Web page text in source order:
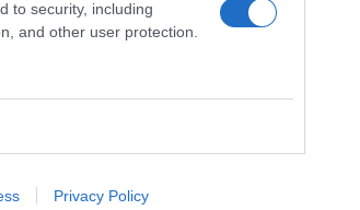
to security, including
and other user protection.
Privacy Policy